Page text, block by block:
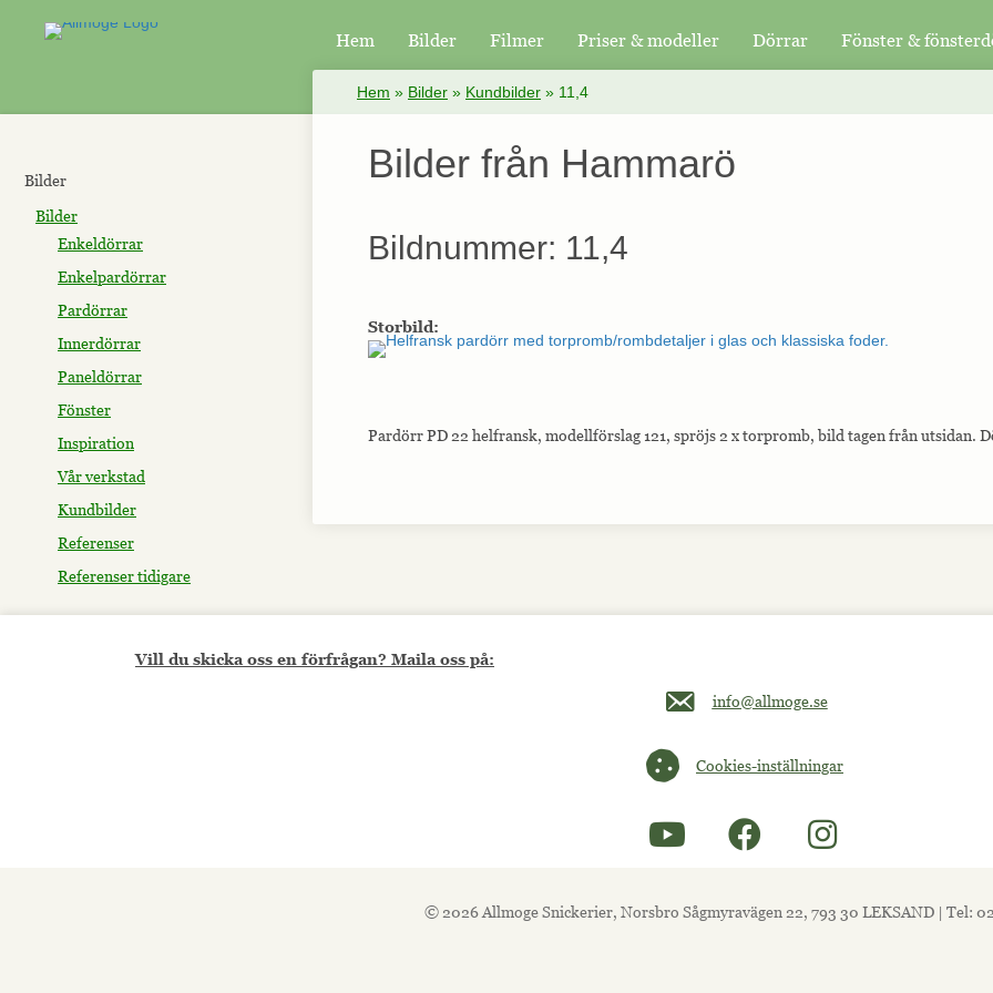
Hem Bilder Filmer Priser & modeller Dörrar Fönster &
Bilder
Bilder
Enkeldörrar
Enkelpardörrar
Pardörrar
Innerdörrar
Paneldörrar
Fönster
Inspiration
Vår verkstad
Kundbilder
Referenser
Referenser tidigare
Hem » Bilder » Kundbilder » 11,4
Bilder från Hammarö
Bildnummer: 11,4
Storbild:
Pardörr PD 22 helfransk, modellförslag 121, spröjs 2 x torpromb, bild tagen från utsidan.
Vill du skicka oss en förfrågan? Maila oss på:
Maila oss på info@allmoge.se
info@allmoge.se
Cookies-inställningar
Cookies-inställningar
© 2026 Allmoge Snickerier, Norsbro Sågmyravägen 22, 793 30 LEKSAND | Tel: